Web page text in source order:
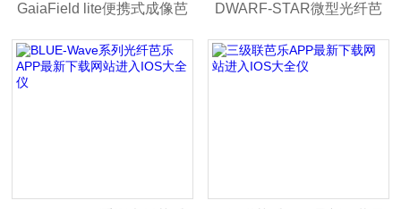
GaiaField lite便携式成像芭
乐APP最新下载网站进入
IOS大全系统
DWARF-STAR微型光纤芭
乐APP最新下载网站进入
IOS大全仪